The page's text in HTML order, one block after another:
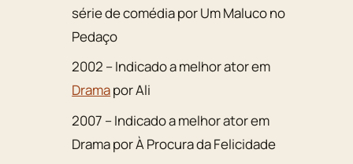
série de comédia por Um Maluco no
Pedaço
2002 – Indicado a melhor ator em
Dramapor Ali
2007 – Indicado a melhor ator em
Drama por À Procura da Felicidade